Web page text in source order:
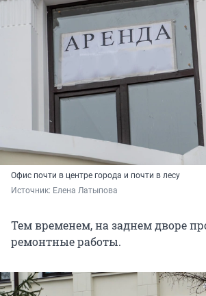
Офис почти в центре города и почти в лесу
Источник: Елена Латыпова
Тем временем, на заднем дворе
ремонтные работы.